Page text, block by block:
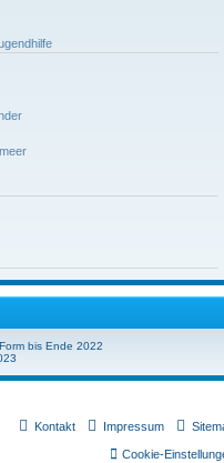
bis Ende 2022
Impressum
Kontakt
Cookie-